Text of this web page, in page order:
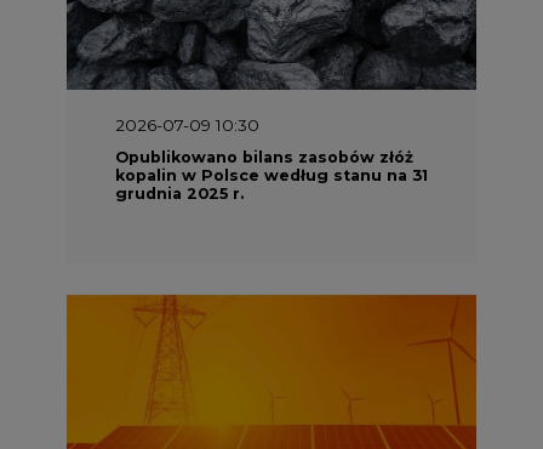
2026-07-09 10:30
Opublikowano bilans zasobów złóż
kopalin w Polsce według stanu na 31
grudnia 2025 r.